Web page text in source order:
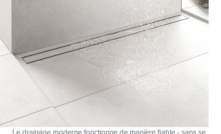
Le drainage moderne fonctionne de manière fiable - sans se